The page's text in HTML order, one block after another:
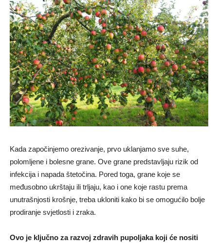
Kada započinjemo orezivanje, prvo uklanjamo sve suhe,
polomljene i bolesne grane. Ove grane predstavljaju rizik od
infekcija i napada štetočina. Pored toga, grane koje se
međusobno ukrštaju ili trljaju, kao i one koje rastu prema
unutrašnjosti krošnje, treba ukloniti kako bi se omogućilo bolje
prodiranje svjetlosti i zraka.
Ovo je ključno za razvoj zdravih pupoljaka koji će nositi